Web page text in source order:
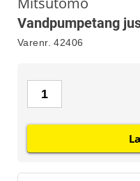
Vandpumpetang
Varenr. 42406